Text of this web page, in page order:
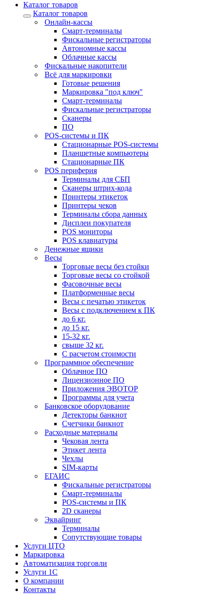
Каталог товаров
Каталог товаров
Онлайн-кассы
Смарт-терминалы
Фискальные регистраторы
Автономные кассы
Облачные кассы
Фискальные накопители
Всё для маркировки
Готовые решения
Маркировка "под ключ"
Смарт-терминалы
Фискальные регистраторы
Сканеры
ПО
POS-системы и ПК
Стационарные POS-системы
Планшетные компьютеры
Стационарные ПК
POS периферия
Терминалы для СБП
Сканеры штрих-кода
Принтеры этикеток
Принтеры чеков
Терминалы сбора данных
Дисплеи покупателя
POS мониторы
POS клавиатуры
Денежные ящики
Весы
Торговые весы без стойки
Торговые весы со стойкой
Фасовочные весы
Платформенные весы
Весы с печатью этикеток
Весы с подключением к ПК
до 6 кг.
до 15 кг.
15-32 кг.
свыше 32 кг.
С расчетом стоимости
Программное обеспечение
Облачное ПО
Лицензионное ПО
Приложения ЭВОТОР
Программы для учета
Банковское оборудование
Детекторы банкнот
Счетчики банкнот
Расходные материалы
Чековая лента
Этикет лента
Чехлы
SIM-карты
ЕГАИС
Фискальные регистраторы
Смарт-терминалы
POS-системы и ПК
2D сканеры
Эквайринг
Терминалы
Сопутствующие товары
Услуги ЦТО
Маркировка
Автоматизация торговли
Услуги 1С
О компании
Контакты